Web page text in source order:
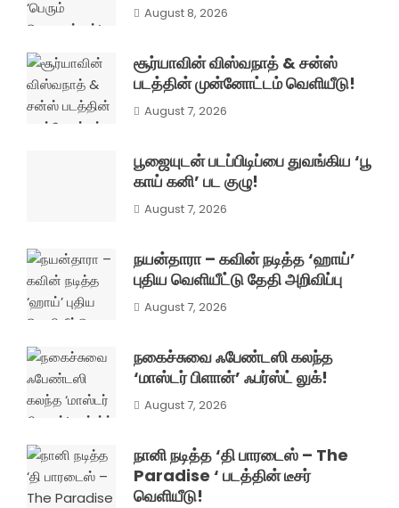
August 8, 2026
சூர்யாவின் விஸ்வநாத் & சன்ஸ்
படத்தின் முன்னோட்டம் வெளியீடு!
August 7, 2026
பூஜையுடன் படப்பிடிப்பை துவங்கிய ‘பூ
காய் கனி’ பட குழு!
August 7, 2026
நயன்தாரா – கவின் நடித்த ‘ஹாய்’
புதிய வெளியீட்டு தேதி அறிவிப்பு
August 7, 2026
நகைச்சுவை ஃபேண்டஸி கலந்த
‘மாஸ்டர் பிளான்’ ஃபர்ஸ்ட் லுக்!
August 7, 2026
நானி நடித்த ‘தி பாரடைஸ் – The
Paradise ‘ படத்தின் டீசர்
வெளியீடு!